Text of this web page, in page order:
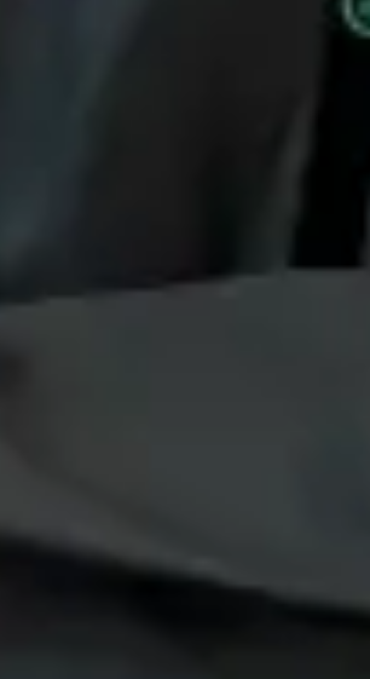
Haus nicht dem Dachstuhl an. Man
sollen und zwanzig halten.
wirklich kosten:
dann, wenn du den Kopf schon im